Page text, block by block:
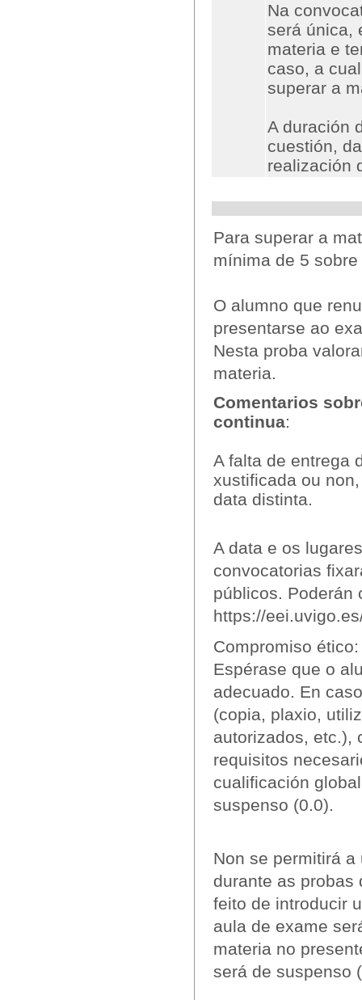
Na
será única,
materia e
caso, a
superar a
A duración
cuestión,
realización
Para superar a
mínima de 5 sobre
O alumno que
presentarse ao
Nesta proba
materia.
Comentarios
continua:
A falta de entrega
xustificada ou
data distinta.
A data e os
convocatorias
públicos. Poderán
https://
Compromiso ético:
Espérase que o
adecuado. En
(copia, plaxio,
autorizados, etc.),
requisitos
cualificación
suspenso (0.0).
Non se permitirá
durante as probas
feito de introducir
aula de exame
materia no
será de suspenso